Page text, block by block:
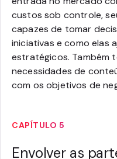
custos sob controle,
capazes de tomar
iniciativas e como elas
estratégicos. Também
necessidades de
com os objetivos de
CAPÍTULO 5
Envolver as